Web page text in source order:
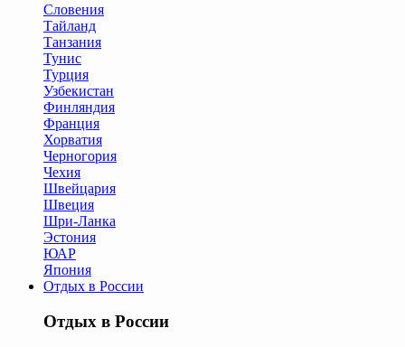
Словения
Тайланд
Танзания
Тунис
Турция
Узбекистан
Финляндия
Франция
Хорватия
Черногория
Чехия
Швейцария
Швеция
Шри-Ланка
Эстония
ЮАР
Япония
Отдых в России
Отдых в России